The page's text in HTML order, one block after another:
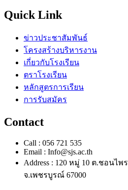
Quick Link
ข่าวประชาสัมพันธ์
โครงสร้างบริหารงาน
เกี่ยวกับโรงเรียน
ตราโรงเรียน
หลักสูตรการเรียน
การรับสมัคร
Contact
Call : 056 721 535
Email : Info@sjs.ac.th
Address : 120 หมู่ 10 ต.ชอนไ
จ.เพชรบูรณ์ 67000